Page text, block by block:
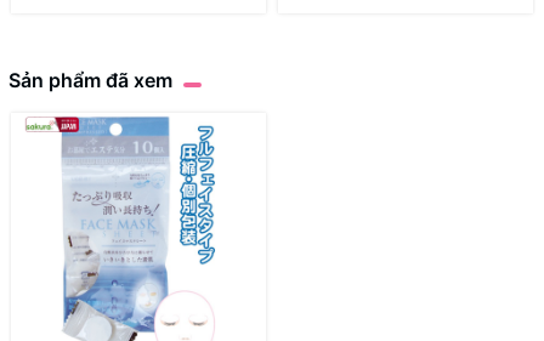
Sản phẩm đã xem